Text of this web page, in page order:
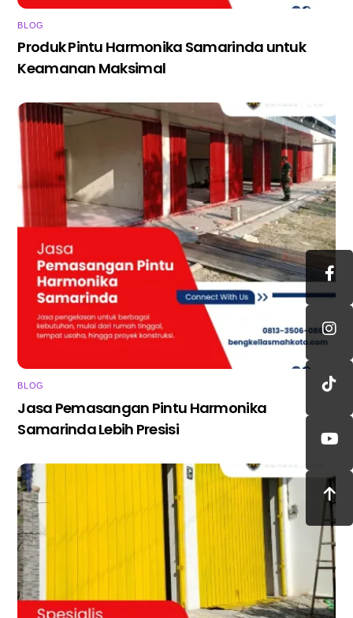
BLOG
Produk Pintu Harmonika Samarinda untuk
Keamanan Maksimal
BLOG
Jasa Pemasangan Pintu Harmonika
Samarinda Lebih Presisi